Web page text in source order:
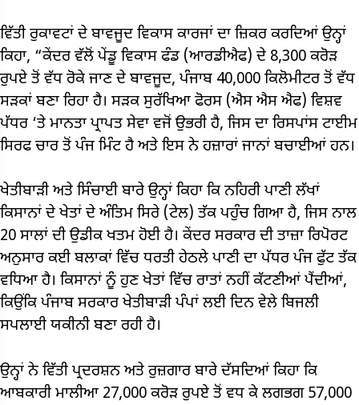
ਵਿੱਤੀ ਰੁਕਾਵਟਾਂ ਦੇ ਬਾਵਜੂਦ ਵਿਕਾਸ ਕਾਰਜਾਂ ਦਾ ਜ਼ਿਕਰ ਕਰਦਿਆਂ ਉਨ੍ਹਾਂ
ਕਿਹਾ, “ਕੇਂਦਰ ਵੱਲੋਂ ਪੇਂਡੂ ਵਿਕਾਸ ਫੰਡ (ਆਰਡੀਐਫ) ਦੇ 8,300 ਕਰੋੜ
ਰੁਪਏ ਤੋਂ ਵੱਧ ਰੋਕੇ ਜਾਣ ਦੇ ਬਾਵਜੂਦ, ਪੰਜਾਬ 40,000 ਕਿਲੋਮੀਟਰ ਤੋਂ ਵੱਧ
ਸੜਕਾਂ ਬਣਾ ਰਿਹਾ ਹੈ। ਸੜਕ ਸੁਰੱਖਿਆ ਫੋਰਸ (ਐਸ ਐਸ ਐਫ) ਵਿਸ਼ਵ
ਪੱਧਰ ‘ਤੇ ਮਾਨਤਾ ਪ੍ਰਾਪਤ ਸੇਵਾ ਵਜੋਂ ਉਭਰੀ ਹੈ, ਜਿਸ ਦਾ ਰਿਸਪਾਂਸ ਟਾਈਮ
ਸਿਰਫ ਚਾਰ ਤੋਂ ਪੰਜ ਮਿੰਟ ਹੈ ਅਤੇ ਇਸ ਨੇ ਹਜ਼ਾਰਾਂ ਜਾਨਾਂ ਬਚਾਈਆਂ ਹਨ।
ਖੇਤੀਬਾੜੀ ਅਤੇ ਸਿੰਚਾਈ ਬਾਰੇ ਉਨ੍ਹਾਂ ਕਿਹਾ ਕਿ ਨਹਿਰੀ ਪਾਣੀ ਲੱਖਾਂ
ਕਿਸਾਨਾਂ ਦੇ ਖੇਤਾਂ ਦੇ ਅੰਤਿਮ ਸਿਰੇ (ਟੇਲ) ਤੱਕ ਪਹੁੰਚ ਗਿਆ ਹੈ, ਜਿਸ ਨਾਲ
20 ਸਾਲਾਂ ਦੀ ਉਡੀਕ ਖਤਮ ਹੋਈ ਹੈ। ਕੇਂਦਰ ਸਰਕਾਰ ਦੀ ਤਾਜ਼ਾ ਰਿਪੋਰਟ
ਅਨੁਸਾਰ ਕਈ ਬਲਾਕਾਂ ਵਿੱਚ ਧਰਤੀ ਹੇਠਲੇ ਪਾਣੀ ਦਾ ਪੱਧਰ ਪੰਜ ਫੁੱਟ ਤੱਕ
ਵਧਿਆ ਹੈ। ਕਿਸਾਨਾਂ ਨੂੰ ਹੁਣ ਖੇਤਾਂ ਵਿੱਚ ਰਾਤਾਂ ਨਹੀਂ ਕੱਟਣੀਆਂ ਪੈਂਦੀਆਂ,
ਕਿਉਂਕਿ ਪੰਜਾਬ ਸਰਕਾਰ ਖੇਤੀਬਾੜੀ ਪੰਪਾਂ ਲਈ ਦਿਨ ਵੇਲੇ ਬਿਜਲੀ
ਸਪਲਾਈ ਯਕੀਨੀ ਬਣਾ ਰਹੀ ਹੈ।
ਉਨ੍ਹਾਂ ਨੇ ਵਿੱਤੀ ਪ੍ਰਦਰਸ਼ਨ ਅਤੇ ਰੁਜ਼ਗਾਰ ਬਾਰੇ ਦੱਸਦਿਆਂ ਕਿਹਾ ਕਿ
ਆਬਕਾਰੀ ਮਾਲੀਆ 27,000 ਕਰੋੜ ਰੁਪਏ ਤੋਂ ਵਧ ਕੇ ਲਗਭਗ 57,000